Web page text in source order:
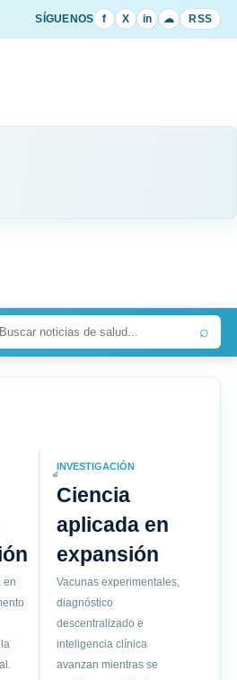
SÍGUENOS f X in ☁ RSS
⌕
en
INVESTIGACIÓN
Ciencia
aplicada en
expansión
Vacunas experimentales,
diagnóstico
descentralizado e
inteligencia clínica
avanzan mientras se